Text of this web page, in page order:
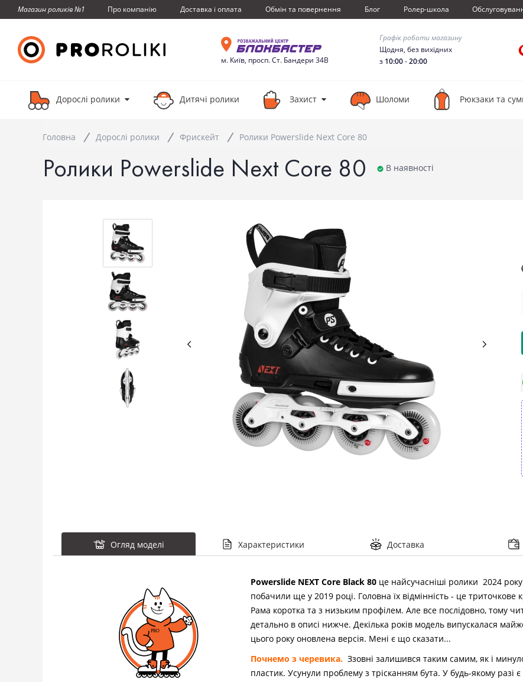
Магазин роликів №1 Про компанiю Доставка i оплата Обмiн та повернення Блог Ролер-школа
м. Київ, просп. Ст. Бандери 34В
Графік роботи магазину
Щодня, без вихідних
з 10:00-20:00
Дорослі ролики Дитячі ролики Захист Шоломи Рюкзаки та
Головна Дорослі ролики Фрискейт Ролики Powerslide Next Core 80
Ролики Powerslide Next Core 80 В наявності
Огляд моделі Характеристики Доставка
Powerslide NEXT Core Black 80 це найсучасніші ролики 2024
побачили ще у 2019 році. Головна їх відмінність - це триточкове
Рама коротка та з низьким профілем. Але все послідовно, тому
детально в описі нижче. Декілька років модель випускалася
цього року оновлена версія. Мені є що сказати...
Почнемо з черевика. Ззовні залишився таким самим, як і
пластик. Усунули проблему з трісканням бута. У будь-якому разі є